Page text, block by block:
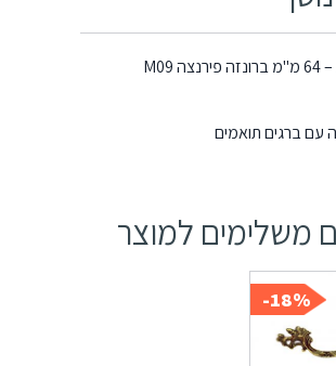
עם ברגים תואמים
משלימים למוצר
18%-